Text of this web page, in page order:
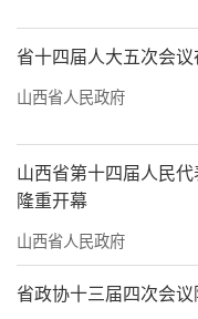
省十四届人大五次会
山西省人民政府
山西省第十四届人民
隆重开幕
山西省人民政府
省政协十三届四次会